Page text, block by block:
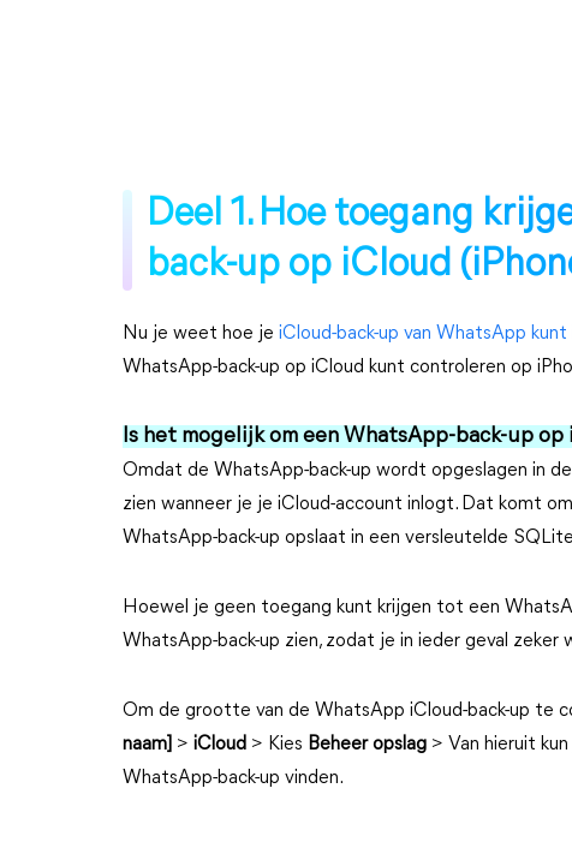
Deel 1. Hoe toegang
back-up op iCloud
Nu je weet hoe je iCloud-back-up van WhatsApp kunt
WhatsApp-back-up op iCloud kunt controleren op
Is het mogelijk om een WhatsApp-back-up
Omdat de WhatsApp-back-up wordt opgeslagen in
zien wanneer je je iCloud-account inlogt. Dat komt
WhatsApp-back-up opslaat in een versleutelde
Hoewel je geen toegang kunt krijgen tot een
WhatsApp-back-up zien, zodat je in ieder geval
Om de grootte van de WhatsApp iCloud-back-up te
naam] > iCloud > Kies Beheer opslag > Van hieruit kun
WhatsApp-back-up vinden.